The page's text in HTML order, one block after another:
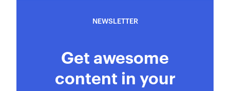
NEWSLETTER
Get awesome
content in your